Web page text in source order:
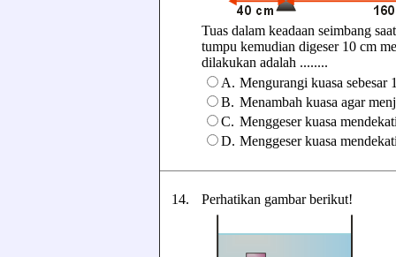
Tuas dalam keadaan seimbang
tumpu kemudian digeser 10 cm
dilakukan adalah ........
A. Mengurangi kuasa sebesar
B. Menambah kuasa agar
C. Menggeser kuasa
D. Menggeser kuasa
14. Perhatikan gambar berikut!